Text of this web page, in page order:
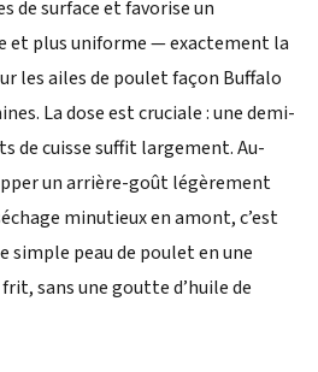
de surface et favorise un
et plus uniforme — exactement la
les ailes de poulet façon Buffalo
La dose est cruciale : une demi-
de cuisse suffit largement. Au-
un arrière-goût légèrement
minutieux en amont, c’est
simple peau de poulet en une
sans une goutte d’huile de